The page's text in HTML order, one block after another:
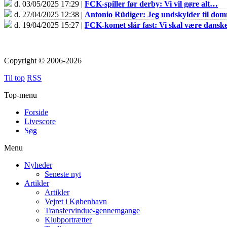
d. 03/05/2025 17:29 | FCK-spiller før derby: Vi vil gøre alt…
d. 27/04/2025 12:38 | Antonio Rüdiger: Jeg undskylder til
d. 19/04/2025 15:27 | FCK-komet slår fast: Vi skal være
Copyright © 2006-2026
Til top RSS
Top-menu
Forside
Livescore
Søg
Menu
Nyheder
Seneste nyt
Artikler
Artikler
Vejret i København
Transfervindue-gennemgange
Klubportrætter